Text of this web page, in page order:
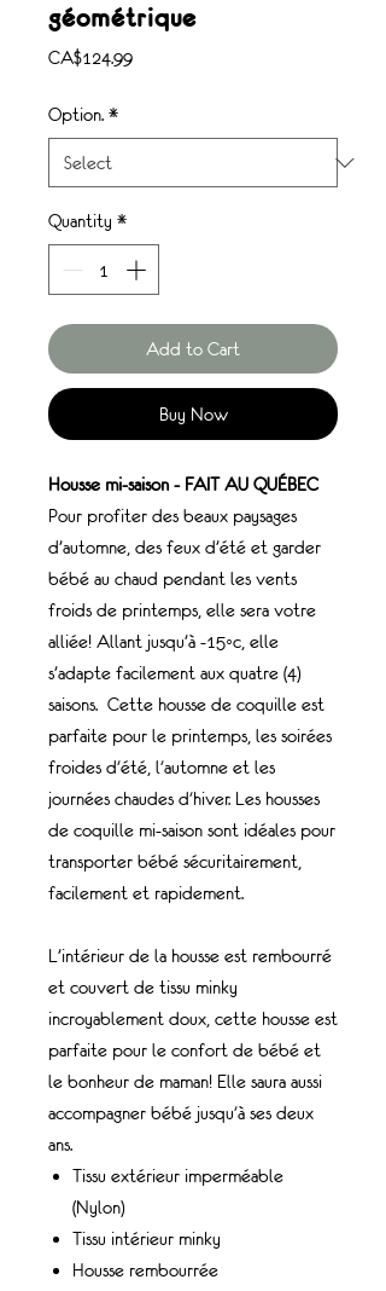
géométrique
CA$124.99Price
Option. *
Quantity *
Add to Cart
Buy Now
Housse mi-saison - FAIT AU QUÉBEC
Pour profiter des beaux paysages
d’automne, des feux d’été et garder
bébé au chaud pendant les vents
froids de printemps, elle sera votre
alliée! Allant jusqu’à -15◦c, elle
s’adapte facilement aux quatre (4)
saisons. Cette housse de coquille est
parfaite pour le printemps, les soirées
froides d'été, l'automne et les
journées chaudes d'hiver. Les housses
de coquille mi-saison sont idéales pour
transporter bébé sécuritairement,
facilement et rapidement.
L’intérieur de la housse est rembourré
et couvert de tissu minky
incroyablement doux, cette housse est
parfaite pour le confort de bébé et
le bonheur de maman! Elle saura aussi
accompagner bébé jusqu'à ses deux
ans.
Tissu extérieur imperméable
(Nylon)
Tissu intérieur minky
Housse rembourrée